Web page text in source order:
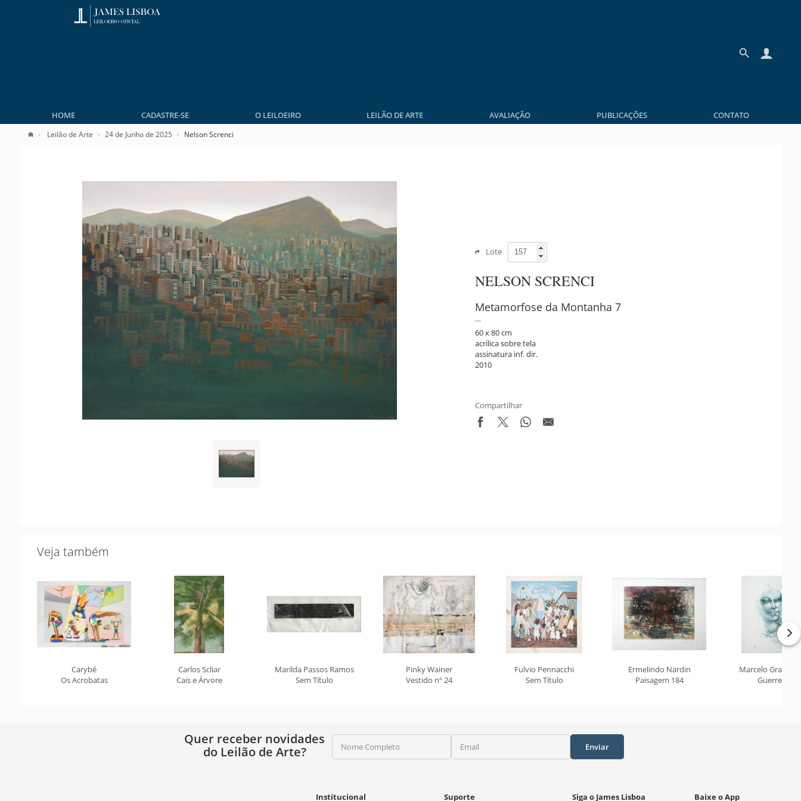
HOME CADASTRE-SE O LEILOEIRO LEILÃO DE ARTE AVALIAÇÃO PUBLICAÇÕES CONTATO
Leilão de Arte 24 de Junho de 2025 Nelson Screnci
Lote
NELSON SCRENCI
Metamorfose da Montanha 7
60 x 80 cm
acrílica sobre tela
assinatura inf. dir.
2010
Compartilhar
Veja também
Carybé
Os Acrobatas
Carlos Scliar
Cais e Árvore
Marilda Passos Ramos
Sem Título
Pinky Wainer
Vestido nº 24
Fulvio Pennacchi
Sem Título
Ermelindo Nardin
Paisagem 184
Marcelo
Guerreiro
Quer receber novidades
do Leilão de Arte?
Nome Completo Email Enviar
Institucional Suporte Siga o James Lisboa Baixe o App